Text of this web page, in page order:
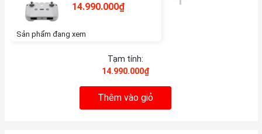
14.990.000₫
Sản phẩm đang xem
Tạm tính:
14.990.000₫
Thêm vào giỏ